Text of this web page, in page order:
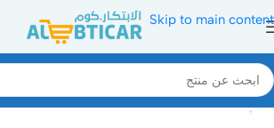
Skip to main content